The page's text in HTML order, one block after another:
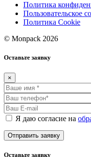
Политика
Пользовательское
Политика Cookie
© Monpack 2026
Оставьте заявку
×
Я даю согласие на
Оставьте заявку